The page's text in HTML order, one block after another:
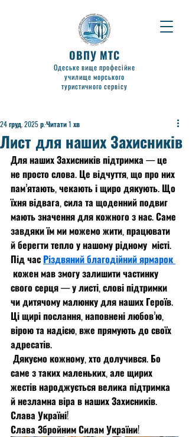
ОВПУ МТС
Одеське вище професійне
училище морського
туристичного сервісу
Лист для наших Захисників
24 груд. 2025 р. Читати 1 хв
Для наших Захисників підтримка — це
не просто слова. Це відчуття, що про них
пам’ятають, чекають і щиро дякують. Що
їхня відвага, сила та щоденний подвиг
мають значення для кожного з нас. Саме
завдяки їм ми можемо жити, працювати
й берегти тепло у нашому рідному  місті.
Під час Різдвяний благодійний ярмарок
кожен мав змогу залишити частинку
свого серця — у листі, слові підтримки
чи дитячому малюнку для наших Героїв.
Ці щирі послання, наповнені любов’ю,
вірою та надією, вже прямують до своїх
адресатів.
Дякуємо кожному, хто долучився. Бо
саме з таких маленьких, але щирих
жестів народжується велика підтримка
й незламна віра в наших Захисників.
Слава Україні!
Слава Збройним Силам України!